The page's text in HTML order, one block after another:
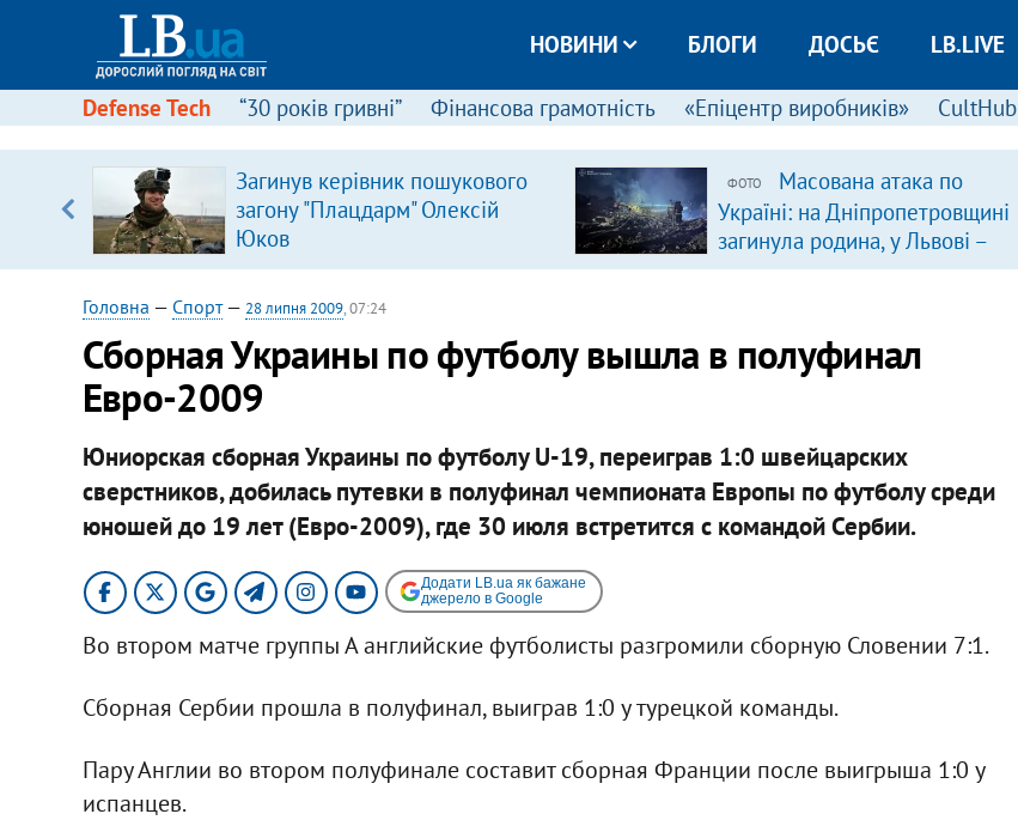
НОВИНИ БЛОГИ ДОСЬЄ LB.LIVE
Defense Tech “30 років гривні” Фінансова грамотність «Епіцентр виробників» CultHub
Загинув керівник пошукового
загону "Плацдарм" Олексій
Юков
ФОТО
Масована атака по
Україні: на Дніпропетровщині
загинула родина, у Львові –
удар по багатоповерхівках
Головна — Спорт— 28 липня 2009, 07:24
Сборная Украины по футболу вышла в полуфинал
Евро-2009
Юниорская сборная Украины по футболу U-19, переиграв 1:0 швейцарских
сверстников, добилась путевки в полуфинал чемпионата Европы по футболу среди
юношей до 19 лет (Евро-2009), где 30 июля встретится с командой Сербии.
Додати LB.ua як бажане
джерело в Google
Во втором матче группы А английские футболисты разгромили сборную Словении 7:1.
Сборная Сербии прошла в полуфинал, выиграв 1:0 у турецкой команды.
Пару Англии во втором полуфинале составит сборная Франции после выигрыша 1:0 у
испанцев.